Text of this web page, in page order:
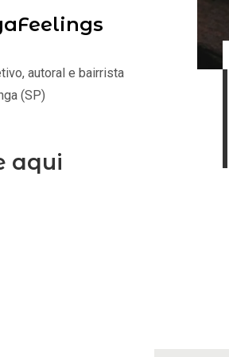
autoral e bairrista
(SP)
aqui